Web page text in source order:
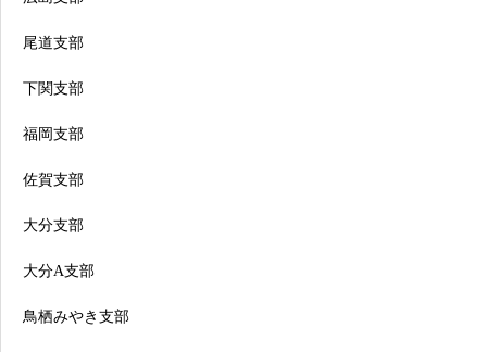
尾道支部
下関支部
福岡支部
佐賀支部
大分支部
大分A支部
鳥栖みやき支部